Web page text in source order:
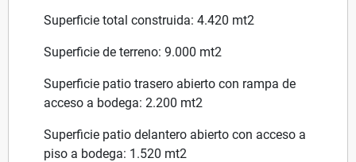
Superficie total construida: 4.420 mt2
Superficie de terreno: 9.000 mt2
Superficie patio trasero abierto con rampa de
acceso a bodega: 2.200 mt2
Superficie patio delantero abierto con acceso a
piso a bodega: 1.520 mt2